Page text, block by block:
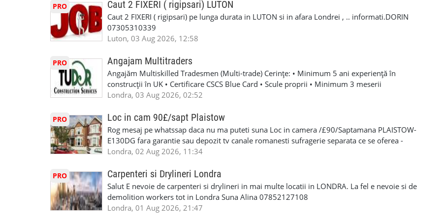
informații, contactați-ne la: 📞 +44 7407 254793 Mihai 📞 +44 7393 943242 Stefan
PRO Caut 2 FIXERI ( rigipsari) LUTON
Caut 2 FIXERI ( rigipsari) pe lunga durata in LUTON si in afara Londrei , .. informati.DORIN
07305310339
Luton, 03 Aug 2026, 12:58
PRO Angajam Multitraders
Angajăm Multiskilled Tradesmen (Multi-trade) Cerințe: • Minimum 5 ani experiență în
construcții în UK • Certificare CSCS Blue Card • Scule proprii • Minimum 3 meserii
specializate (căutăm multitraderi) – experiență solidă în mai multe domenii din construcții •
interioare • Permis de conducere categoria B valabil • Mijloc de transport propriu
(reprezintă un avantaj important) Se oferă: • Salariu atractiv, în funcție de experiență și
performanță • £200 – £250 pe zi • Diurnă / plată transport • Suport tehnic continuu și
posibilități reale de avansare • Traininguri și cursuri de calificare • Mediu de lucru stabil cu
oră pauză de masă) • Posibilitate de lucru suplimentar în weekend (opțional)
Londra, 03 Aug 2026, 02:52
PRO Loc in cam 90£/sapt Plaistow
Rog mesaj pe whatssap daca nu ma puteti suna Loc in camera /£90/Saptamana PLAISTOW-
E130DG fara garantie sau depozit tv canale romanesti sufragerie separata ce se oferea -
fiecare pat beneficiaza de dulap separat -fiecare camera beneficiaza de frigider separat -wi-fi
saptaminal fara garantie sau avans/plata saptaminala , (nu se face cazare/plateste mai putin
de 1/sapt) -tel- 07440366084
Londra, 02 Aug 2026, 11:34
PRO Carpenteri si Drylineri Londra
Salut E nevoie de carpenteri si drylineri in mai multe locatii in LONDRA. La fel e nevoie si de
demolition workers tot in Londra Suna Alina 07852127108
Londra, 01 Aug 2026, 21:47